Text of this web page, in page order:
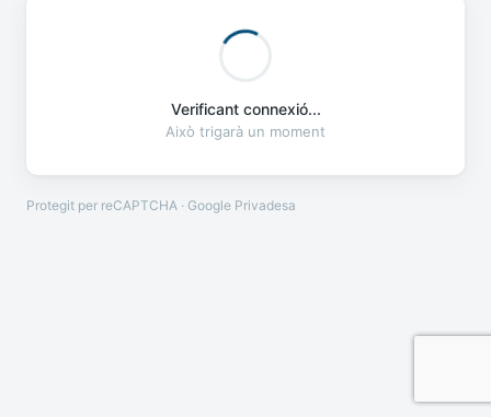
Verificant connexió...
Això trigarà un moment
Protegit per reCAPTCHA · Google Privadesa